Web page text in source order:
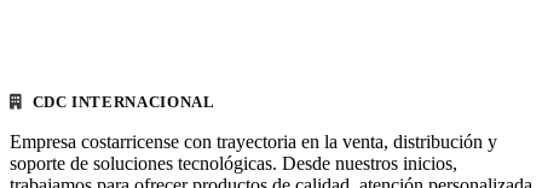
CDC INTERNACIONAL
Empresa costarricense con trayectoria en la venta, distribución y
soporte de soluciones tecnológicas. Desde nuestros inicios,